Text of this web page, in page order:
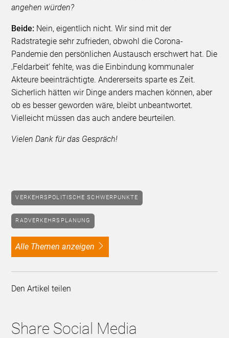
angehen würden?
Beide: Nein, eigentlich nicht. Wir sind mit der
Radstrategie sehr zufrieden, obwohl die Corona-
Pandemie den persönlichen Austausch erschwert hat. Die
‚Feldarbeit‘ fehlte, was die Einbindung kommunaler
Akteure beeinträchtigte. Andererseits sparte es Zeit.
Sicherlich hätten wir Dinge anders machen können, aber
ob es besser geworden wäre, bleibt unbeantwortet.
Vielleicht müssen das auch andere beurteilen.
Vielen Dank für das Gespräch!
VERKEHRSPOLITISCHE SCHWERPUNKTE
RADVERKEHRSPLANUNG
alle Themen anzeigen
Den Artikel teilen
Share Social Media